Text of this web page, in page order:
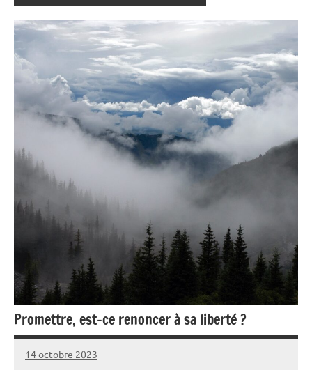
Promettre, est-ce renoncer à sa liberté ?
14 octobre 2023
Pierre
Aucun